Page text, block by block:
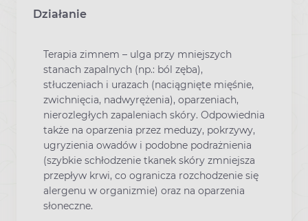
Działanie
Terapia zimnem – ulga przy mniejszych
stanach zapalnych (np.: ból zęba),
stłuczeniach i urazach (naciągnięte mięśnie,
zwichnięcia, nadwyrężenia), oparzeniach,
nierozległych zapaleniach skóry. Odpowiednia
także na oparzenia przez meduzy, pokrzywy,
ugryzienia owadów i podobne podrażnienia
(szybkie schłodzenie tkanek skóry zmniejsza
przepływ krwi, co ogranicza rozchodzenie się
alergenu w organizmie) oraz na oparzenia
słoneczne.